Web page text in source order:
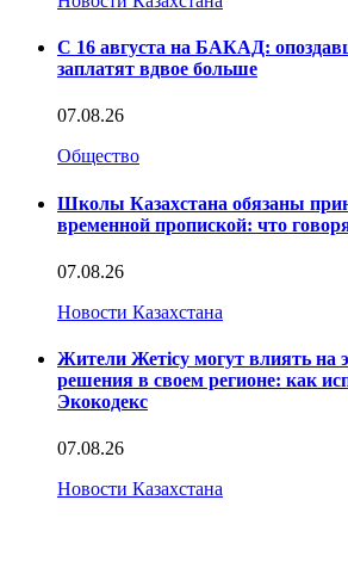
С 16 августа на БАКАД:
заплатят вдвое больше
07.08.26
Общество
Школы Казахстана обязаны
временной пропиской: что
07.08.26
Новости Казахстана
Жители Жетісу могут влиять на
решения в своем регионе: как
Экокодекс
07.08.26
Новости Казахстана